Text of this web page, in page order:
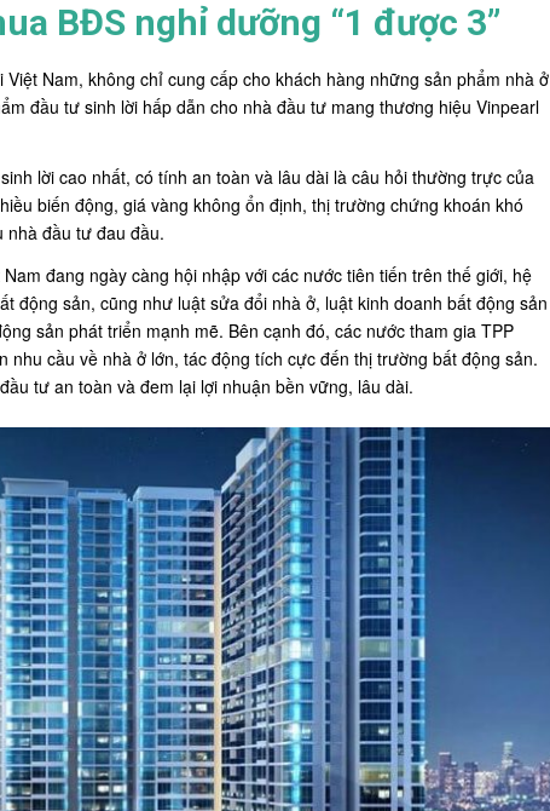
BĐS nghỉ dưỡng “1 được 3”
Nam, không chỉ cung cấp cho khách hàng những sản phẩm nhà ở
đầu tư sinh lời hấp dẫn cho nhà đầu tư mang thương hiệu Vinpearl
lời cao nhất, có tính an toàn và lâu dài là câu hỏi thường trực của
biến động, giá vàng không ổn định, thị trường chứng khoán khó
nhà đầu tư đau đầu.
đang ngày càng hội nhập với các nước tiên tiến trên thế giới, hệ
động sản, cũng như luật sửa đổi nhà ở, luật kinh doanh bất động sản
sản phát triển mạnh mẽ. Bên cạnh đó, các nước tham gia TPP
cầu về nhà ở lớn, tác động tích cực đến thị trường bất động sản.
tư an toàn và đem lại lợi nhuận bền vững, lâu dài.